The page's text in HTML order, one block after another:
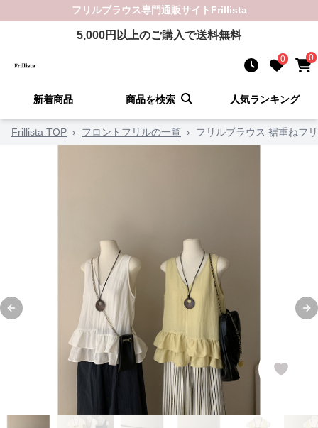
フリルブラウス専門通販サイト Frillista
5,000円以上のご購入で送料無料
0 0
新着商品 商品を検索 人気ランキング
Frillista TOP › フロントフリルの一覧 › フリルブラウス 裾重ねフ
Previous slide